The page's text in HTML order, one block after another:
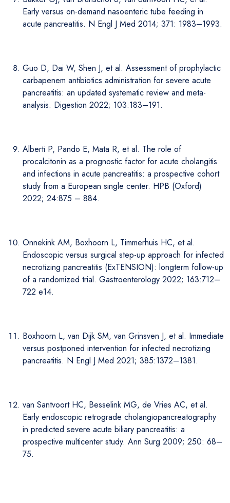
Early versus on-demand nasoenteric tube feeding in
acute pancreatitis. N Engl J Med 2014; 371: 1983–1993.
Guo D, Dai W, Shen J, et al. Assessment of prophylactic
carbapenem antibiotics administration for severe acute
pancreatitis: an updated systematic review and meta-
analysis. Digestion 2022; 103:183–191.
Alberti P, Pando E, Mata R, et al. The role of
procalcitonin as a prognostic factor for acute cholangitis
and infections in acute pancreatitis: a prospective cohort
study from a European single center. HPB (Oxford)
2022; 24:875 – 884.
Onnekink AM, Boxhoorn L, Timmerhuis HC, et al.
Endoscopic versus surgical step-up approach for infected
necrotizing pancreatitis (ExTENSION): longterm follow-up
of a randomized trial. Gastroenterology 2022; 163:712–
722 e14.
Boxhoorn L, van Dijk SM, van Grinsven J, et al. Immediate
versus postponed intervention for infected necrotizing
pancreatitis. N Engl J Med 2021; 385:1372–1381.
van Santvoort HC, Besselink MG, de Vries AC, et al.
Early endoscopic retrograde cholangiopancreatography
in predicted severe acute biliary pancreatitis: a
prospective multicenter study. Ann Surg 2009; 250: 68–
75.